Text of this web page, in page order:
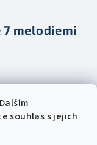
souhlas s jejich
7 melodiemi